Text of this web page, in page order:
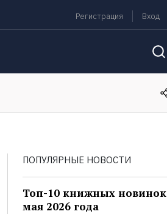
Регистрация Вход
ПОПУЛЯРНЫЕ НОВОСТИ
Топ-10 книжных новинок
мая 2026 года